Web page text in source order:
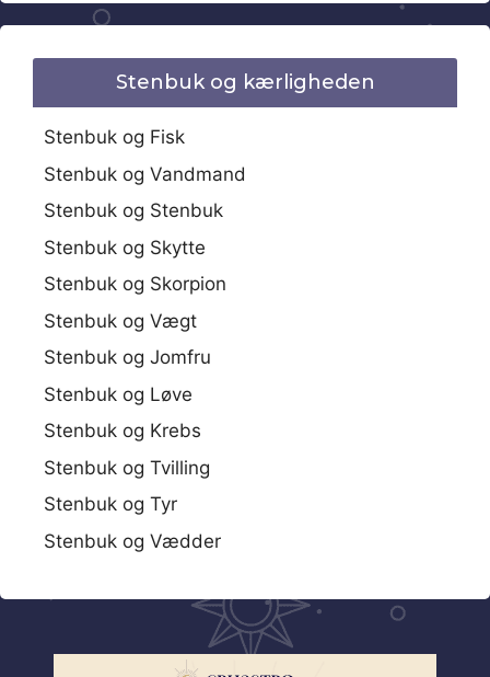
Stenbuk og kærligheden
Stenbuk og Fisk
Stenbuk og Vandmand
Stenbuk og Stenbuk
Stenbuk og Skytte
Stenbuk og Skorpion
Stenbuk og Vægt
Stenbuk og Jomfru
Stenbuk og Løve
Stenbuk og Krebs
Stenbuk og Tvilling
Stenbuk og Tyr
Stenbuk og Vædder